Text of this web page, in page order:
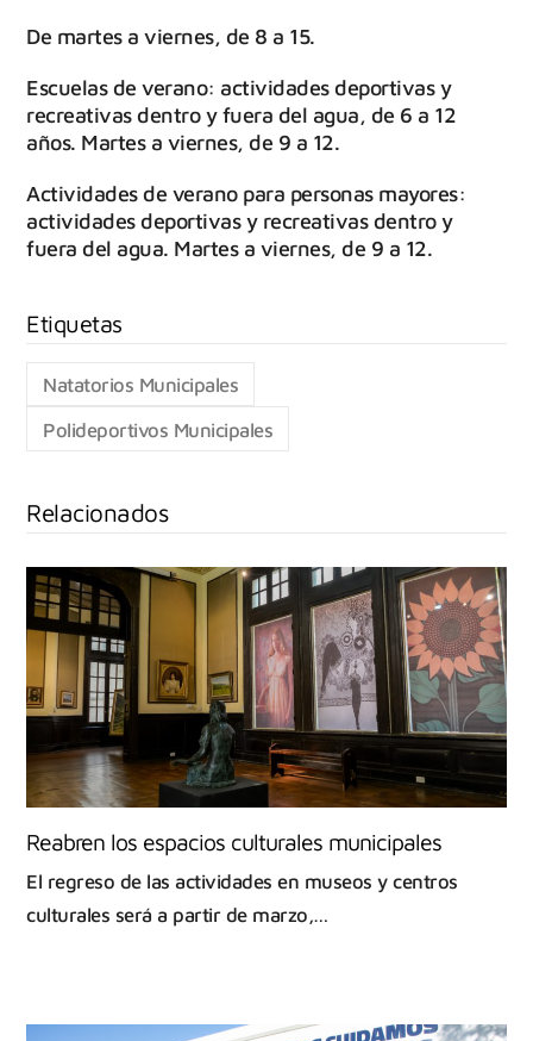
De martes a viernes, de 8 a 15.
Escuelas de verano: actividades deportivas y
recreativas dentro y fuera del agua, de 6 a 12
años. Martes a viernes, de 9 a 12.
Actividades de verano para personas mayores:
actividades deportivas y recreativas dentro y
fuera del agua. Martes a viernes, de 9 a 12.
Natatorios Municipales
Polideportivos Municipales
Relacionados
Reabren los espacios culturales municipales
El regreso de las actividades en museos y centros
culturales será a partir de marzo,…